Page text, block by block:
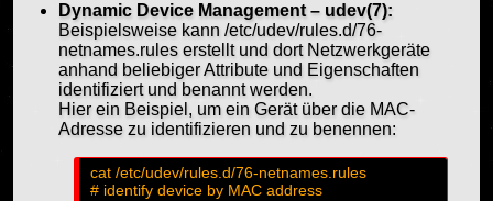
Dynamic Device Management – udev(7):
Beispielsweise kann /etc/udev/rules.d/76-
netnames.rules erstellt und dort Netzwerkgeräte
anhand beliebiger Attribute und Eigenschaften
identifiziert und benannt werden.
Hier ein Beispiel, um ein Gerät über die MAC-
Adresse zu identifizieren und zu benennen:
cat /etc/udev/rules.d/76-netnames.rules
# identify device by MAC address